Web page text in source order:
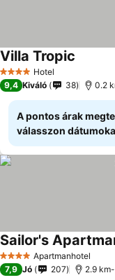
4 KategóriaHotel
Villa Tropic
9,4 Kiváló 38 0.2
A pontos árak
válasszon
4 KategóriaApartmanhotel
Sailor's
7,9 Jó 207 2.9